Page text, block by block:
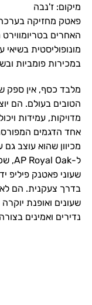
מיקום: ז'נבה
פאטק מחזיקה
האחרים
מונופוליסטית
במכירות פומביות
מלבד כסף, אין ספק
הטובים בעולם. הם
מדויקות, עמידות
אחד הדגמים
מכיוון שהוא עוצב
ל-AP Royal Oak, שכבר כיסינו.
שעוני פאטנק פיליפ
בדרך צעקנית. הם לא
שעונים ואופנת
נדירים ואמינים